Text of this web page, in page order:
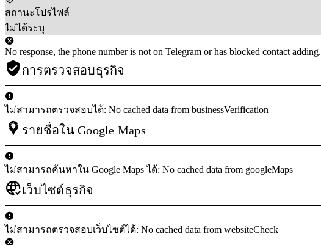
สถานะโปรไฟล์
ไม่ได้ระบุ
No response, the phone number is not on Telegram or has blocked contact adding.
การตรวจสอบธุรกิจ
ไม่สามารถตรวจสอบได้: No cached data from businessVerification
รายชื่อใน Google Maps
ไม่สามารถค้นหาใน Google Maps ได้: No cached data from googleMaps
เว็บไซต์ธุรกิจ
ไม่สามารถตรวจสอบเว็บไซต์ได้: No cached data from websiteCheck